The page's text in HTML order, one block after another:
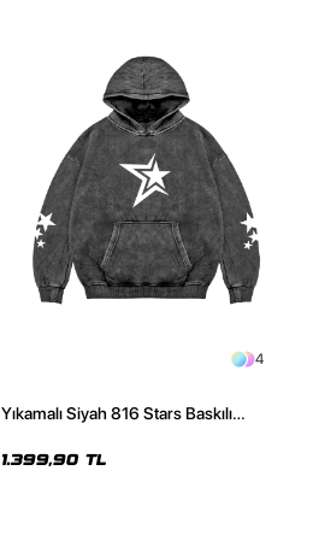
4
Yıkamalı Siyah 816 Stars Baskılı
1.399,90 TL